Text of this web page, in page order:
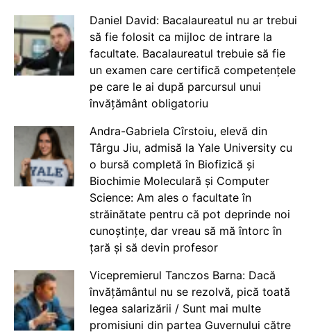
Daniel David: Bacalaureatul nu ar trebui
să fie folosit ca mijloc de intrare la
facultate. Bacalaureatul trebuie să fie
un examen care certifică competențele
pe care le ai după parcursul unui
învățământ obligatoriu
Andra-Gabriela Cîrstoiu, elevă din
Târgu Jiu, admisă la Yale University cu
o bursă completă în Biofizică și
Biochimie Moleculară și Computer
Science: Am ales o facultate în
străinătate pentru că pot deprinde noi
cunoștințe, dar vreau să mă întorc în
țară și să devin profesor
Vicepremierul Tanczos Barna: Dacă
învățământul nu se rezolvă, pică toată
legea salarizării / Sunt mai multe
promisiuni din partea Guvernului către